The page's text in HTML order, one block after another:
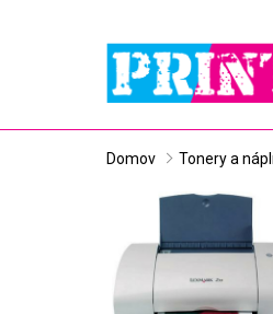
Domov Tonery a